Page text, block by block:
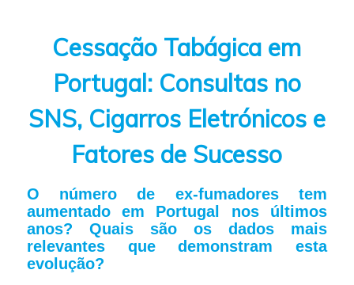
Cessação Tabágica em
Portugal: Consultas no
SNS, Cigarros Eletrónicos e
Fatores de Sucesso
O número de ex-fumadores tem
aumentado em Portugal nos últimos
anos? Quais são os dados mais
relevantes que demonstram esta
evolução?